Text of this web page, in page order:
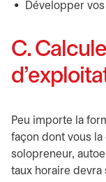
Développer
C.
Peu importe la
façon dont vous
solopreneur,
taux horaire